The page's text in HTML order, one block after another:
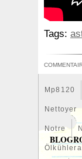
Meilleures
Mp8120
Nettoyer
Notre
Tags: